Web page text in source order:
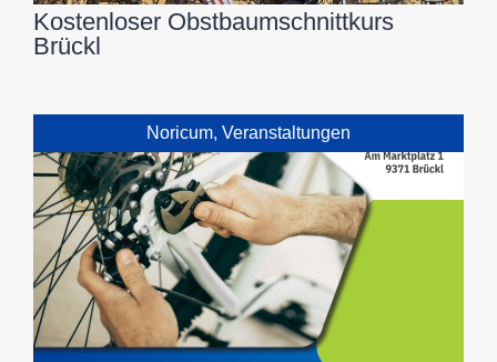
Kostenloser Obstbaumschnittkurs
Brückl
Noricum, Veranstaltungen